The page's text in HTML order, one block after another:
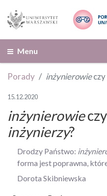
Menu
Porady inżynierowieczy
15.12.2020
inżynierowieczy
inżynierzy?
Drodzy Państwo:
forma jest poprawna,
Dorota Skibniewska